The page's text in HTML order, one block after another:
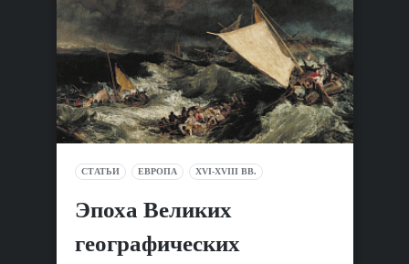
СТАТЬИ ЕВРОПА XVI-XVIII ВВ.
Эпоха Великих
географических